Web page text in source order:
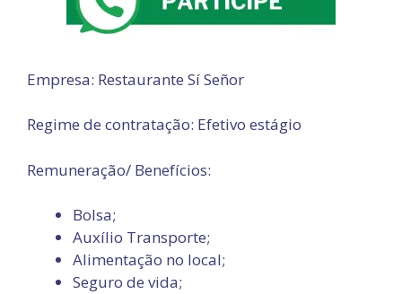
Empresa: Restaurante Sí Señor
Regime de contratação: Efetivo estágio
Remuneração/ Benefícios:
Bolsa;
Auxílio Transporte;
Alimentação no local;
Seguro de vida;